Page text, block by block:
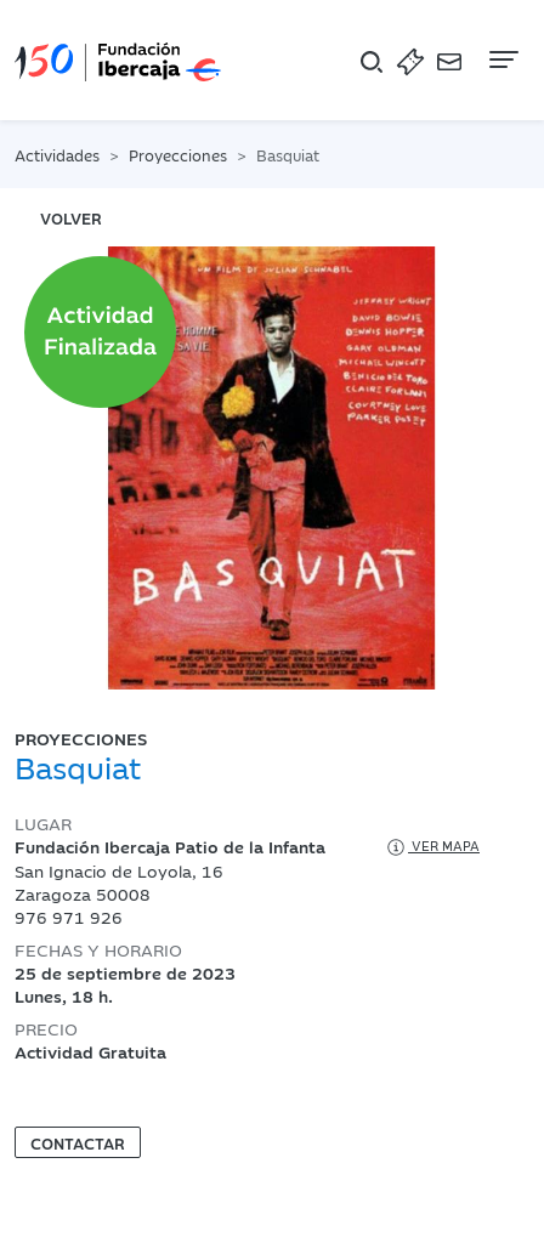
Actividades Proyecciones Basquiat
VOLVER
PROYECCIONES
Basquiat
LUGAR
Fundación Ibercaja Patio de la Infanta
VER MAPA
San Ignacio de Loyola, 16
Zaragoza 50008
976 971 926
FECHAS Y HORARIO
25 de septiembre de 2023
Lunes, 18 h.
PRECIO
Actividad Gratuita
CONTACTAR